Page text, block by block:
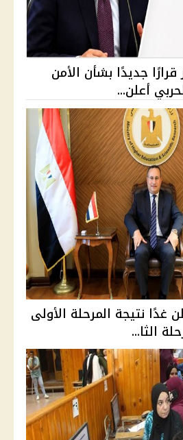
جديدًا بشأن الأمن
أعلن...
غدًا نتيجة المرحلة الأولى
الثا...